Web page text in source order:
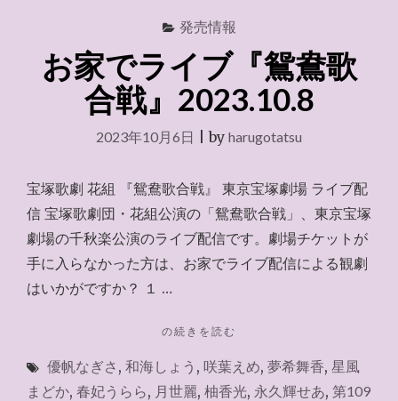
発売情報
お家でライブ『鴛鴦歌
合戦』2023.10.8
2023年10月6日 |by harugotatsu
宝塚歌劇 花組 『鴛鴦歌合戦』 東京宝塚劇場 ライブ配
信 宝塚歌劇団・花組公演の「鴛鴦歌合戦」、東京宝塚
劇場の千秋楽公演のライブ配信です。劇場チケットが
手に入らなかった方は、お家でライブ配信による観劇
はいかがですか？ １ …
"お
で
ラ
の続きを読む
優帆なぎさ , 和海しょう , 咲葉えめ, 夢希舞香, 星風
まどか, 春妃うらら, 月世麗, 柚香光, 永久輝せあ, 第109